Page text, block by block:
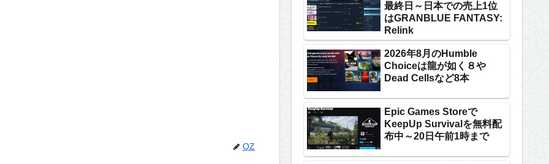
OZ
最終日～日本での売上1位
はGRANBLUE FANTASY:
Relink
2026年8月のHumble
Choiceは龍が如く８や
Dead Cellsなど8本
Epic Games Storeで
KeepUp Survivalを無料配
布中～20日午前1時まで